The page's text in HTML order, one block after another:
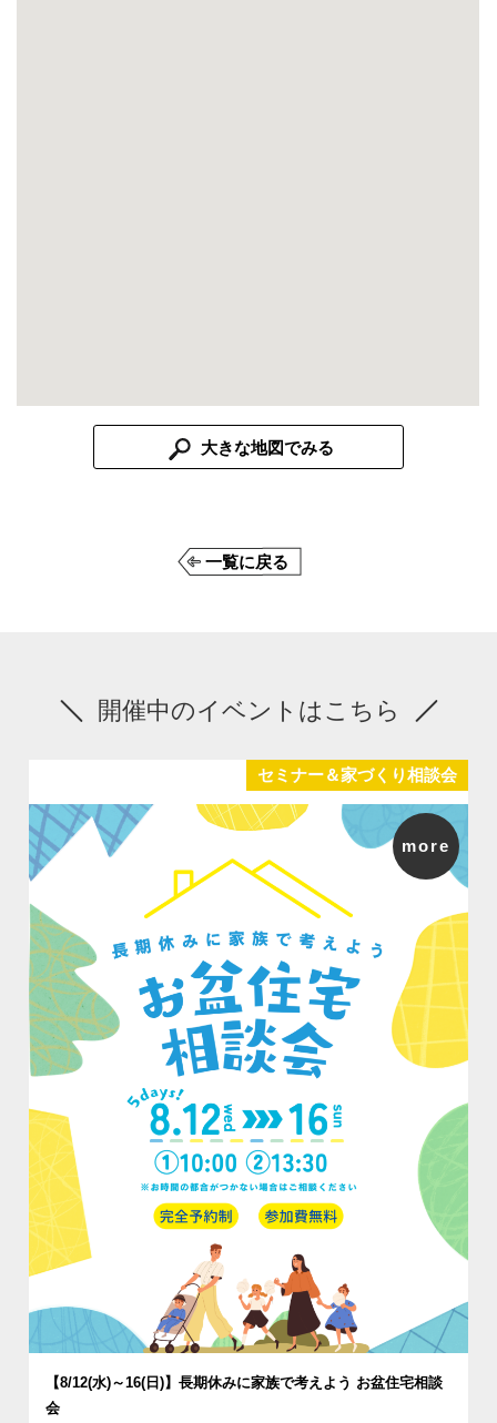
大きな地図でみる
一覧に戻る
開催中のイベントはこちら
セミナー＆家づくり相談会
【8/12(水)～16(日)】長期休みに家族で考えよう お盆住宅相談
会
more